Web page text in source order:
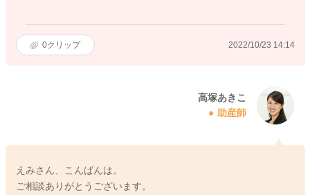
0クリップ 2022/10/23 14:14
高塚あきこ
助産師
えみさん、こんばんは。
ご相談ありがとうございます。